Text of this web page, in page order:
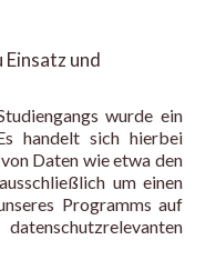
und
wurde ein
handelt sich hierbei
Daten wie etwa den
um einen
Programms auf